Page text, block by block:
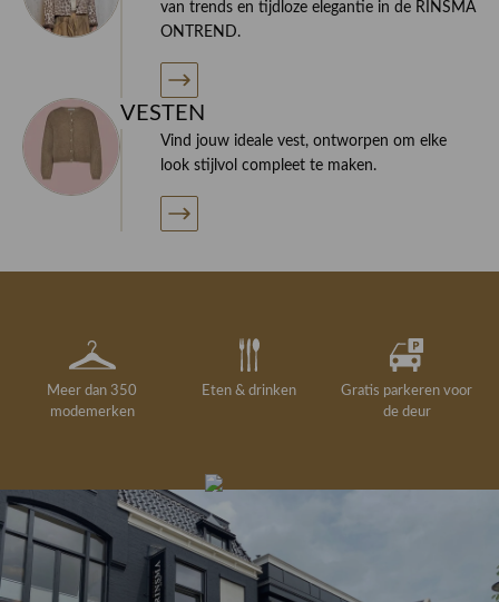
van trends en tijdloze elegantie in de RINSMA
ONTREND.
VESTEN
Vind jouw ideale vest, ontworpen om elke
look stijlvol compleet te maken.
Meer dan 350
modemerken
Eten & drinken
Gratis parkeren voor
de deur
drankje
Gratis retourneren in
de winkel
Deskundig
kledingadvies